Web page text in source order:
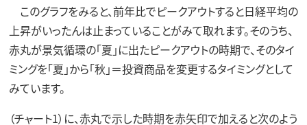
このグラフをみると、前年比でピークアウトすると日経平均の
上昇がいったんは止まっていることがみて取れます。そのうち、
赤丸が景気循環の「夏」に出たピークアウトの時期で、そのタイ
ミングを「夏」から「秋」＝投資商品を変更するタイミングとして
みています。
（チャート1）に、赤丸で示した時期を赤矢印で加えると次のよう